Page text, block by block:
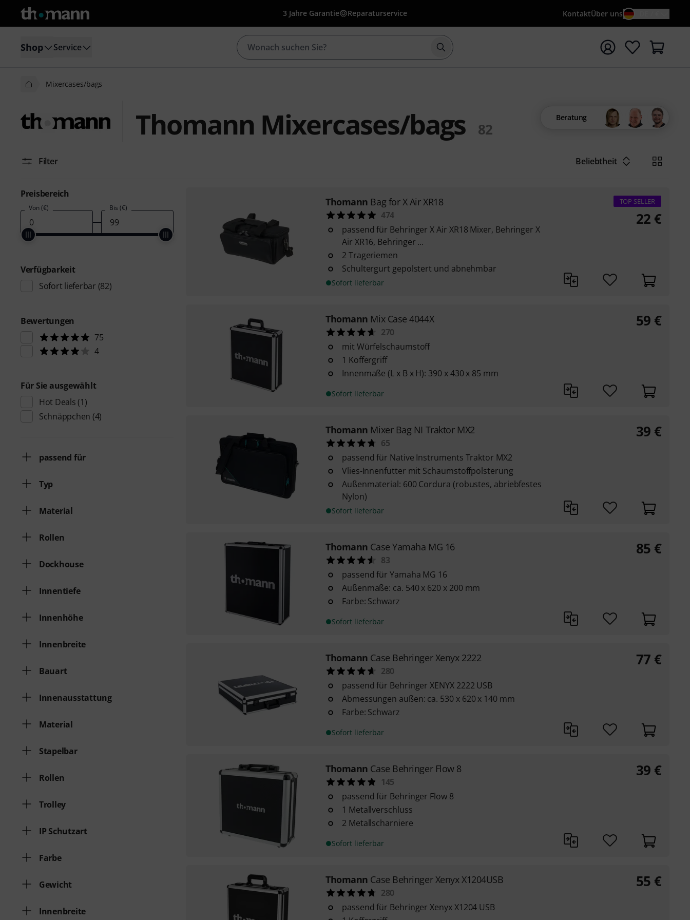
3 Jahre Garantie Reparaturservice KontaktÜber uns
Shop Service Suche mit Suchwort {searchTerm} starten
Mixercases/bags
Thomann Mixercases/bags 82
Beratung
Filter Beliebtheit
Preisbereich
Von (€) Bis (€)
Verfügbarkeit
Sofort lieferbar (82)
Bewertungen
75
4
Für Sie ausgewählt
Hot Deals (1)
Schnäppchen (4)
passend für
Typ
Material
Rollen
Dockhouse
Innentiefe
Innenhöhe
Innenbreite
Bauart
Innenausstattung
Material
Stapelbar
Rollen
Trolley
IP Schutzart
Farbe
Gewicht
Innenbreite
Thomann Bag for X Air XR18
474
passend für Behringer X Air XR18 Mixer, Behringer X
Air XR16, Behringer ...
2 Trageriemen
Schultergurt gepolstert und abnehmbar
Sofort lieferbar
TOP-SELLER
22 €
Thomann Mix Case 4044X
270
mit Würfelschaumstoff
1 Koffergriff
Innenmaße (L x B x H): 390 x 430 x 85 mm
Sofort lieferbar
59 €
Thomann Mixer Bag NI Traktor MX2
65
passend für Native Instruments Traktor MX2
Vlies-Innenfutter mit Schaumstoffpolsterung
Außenmaterial: 600 Cordura (robustes, abriebfestes
Nylon)
Sofort lieferbar
39 €
Thomann Case Yamaha MG 16
83
passend für Yamaha MG 16
Außenmaße: ca. 540 x 620 x 200 mm
Farbe: Schwarz
Sofort lieferbar
85 €
Thomann Case Behringer Xenyx 2222
280
passend für Behringer XENYX 2222 USB
Abmessungen außen: ca. 530 x 620 x 140 mm
Farbe: Schwarz
Sofort lieferbar
77 €
Thomann Case Behringer Flow 8
145
passend für Behringer Flow 8
1 Metallverschluss
2 Metallscharniere
Sofort lieferbar
39 €
Thomann Case Behringer Xenyx X1204USB
280
passend für Behringer Xenyx X1204 USB
55 €